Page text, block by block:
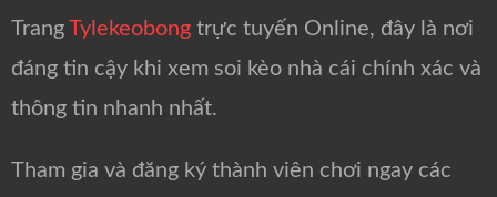
Trang Tylekeobong trực tuyến Online, đây là nơi
đáng tin cậy khi xem soi kèo nhà cái chính xác và
thông tin nhanh nhất.
Tham gia và đăng ký thành viên chơi ngay các